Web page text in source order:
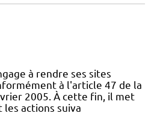
à rendre ses sites
à l'article 47 de la
2005. À cette fin, il met
actions suiva